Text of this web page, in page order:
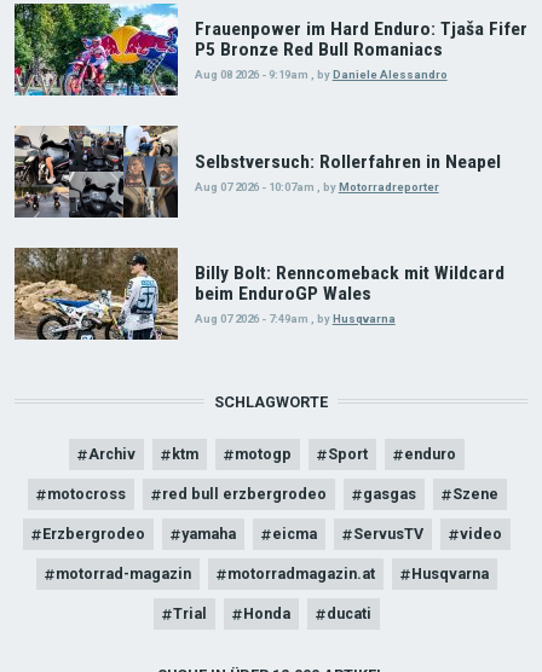
Frauenpower im Hard Enduro: Tjaša Fifer
P5 Bronze Red Bull Romaniacs
Aug 08 2026 - 9:19am , byDaniele Alessandro
Selbstversuch: Rollerfahren in Neapel
Aug 07 2026 - 10:07am byMotorradreporter
Billy Bolt: Renncomeback mit Wildcard
beim EnduroGP Wales
Aug 07 2026 - 7:49am byHusqvarna
SCHLAGWORTE
Archiv ktm motogp Sport enduro
motocross red bull erzbergrodeo gasgas Szene
Erzbergrodeo yamaha eicma ServusTV video
motorrad-magazin motorradmagazin.at Husqvarna
Trial Honda ducati